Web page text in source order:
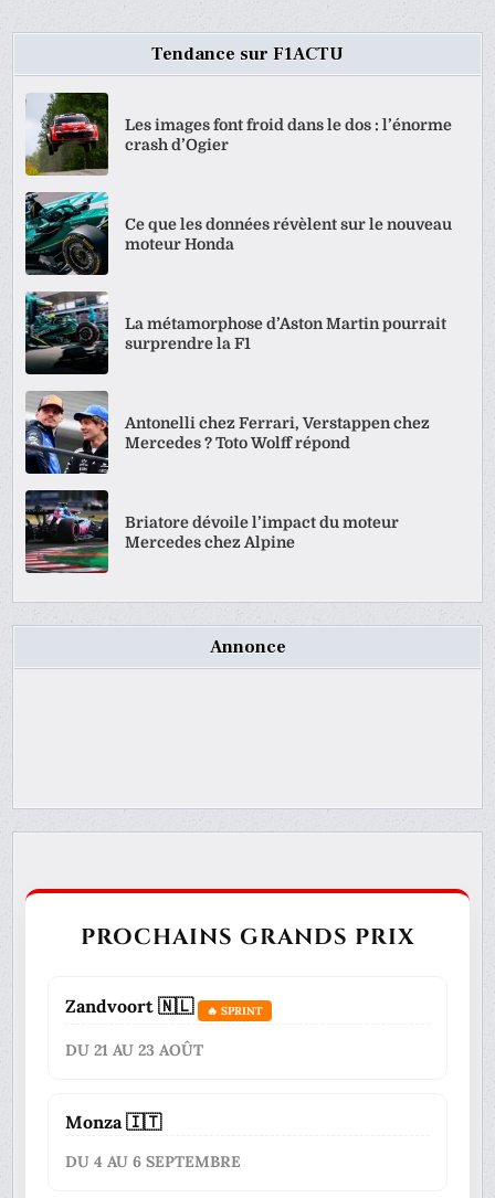
Tendance sur F1ACTU
Les images font froid dans le dos : l’énorme
crash d’Ogier
Ce que les données révèlent sur le nouveau
moteur Honda
La métamorphose d’Aston Martin pourrait
surprendre la F1
Antonelli chez Ferrari, Verstappen chez
Mercedes ? Toto Wolff répond
Briatore dévoile l’impact du moteur
Mercedes chez Alpine
Annonce
PROCHAINS GRANDS PRIX
Zandvoort 🇳🇱 🔥 SPRINT
DU 21 AU 23 AOÛT
Monza 🇮🇹
DU 4 AU 6 SEPTEMBRE